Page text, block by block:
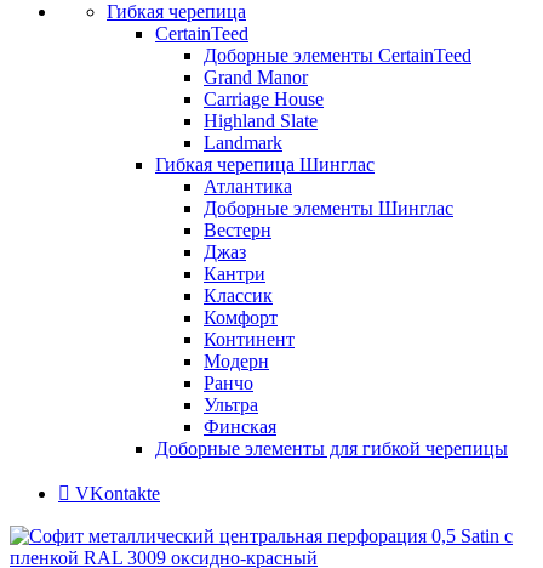
Гибкая черепица
CertainTeed
Доборные элементы CertainTeed
Grand Manor
Carriage House
Highland Slate
Landmark
Гибкая черепица Шинглас
Атлантика
Доборные элементы Шинглас
Вестерн
Джаз
Кантри
Классик
Комфорт
Континент
Модерн
Ранчо
Ультра
Финская
Доборные элементы для гибкой черепицы
VKontakte